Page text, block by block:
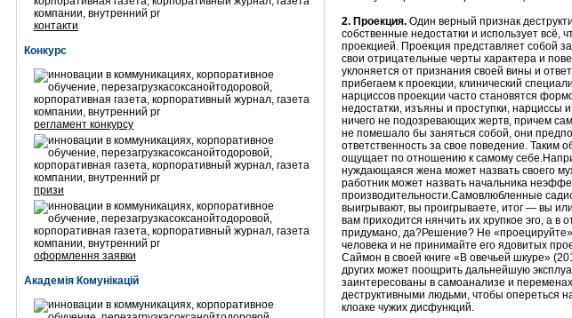
контакти
Конкурс
регламент конкурсу
призи
оформлення заявки
Академія Комунікацій
2. Проекция. Один верный признак
собственные недостатки и использует всё,
проекцией. Проекция представляет собой
свои отрицательные черты характера и
уклоняется от признания своей вины и
прибегаем к проекции, клинический
нарциссов проекции часто становятся
недостатки, изъяны и проступки, нарциссы
ничего не подозревающих жертв, причем
не помешало бы заняться собой, они
ответственность за свое поведение. Таким
ощущает по отношению к самому
нуждающаяся жена может назвать своего
работник может назвать начальника
производительности.Самовлюбленные
выигрывают, вы проигрываете, итог — вы
вам приходится нянчить их хрупкое эго, а в
придумано, да?Решение? Не «проецируйте»
человека и не принимайте его ядовитых
Саймон в своей книге «В овечьей шкуре»
других может поощрить дальнейшую
заинтересованы в самоанализе и
деструктивными людьми, чтобы опереться
клоаке чужих дисфункций.